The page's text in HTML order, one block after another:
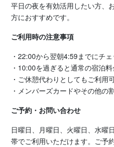
平日の夜を有効活用したい方、
方におすすめです。
ご利用時の注意事項
・22:00から翌朝4:59までにチ
・10:00を過ぎると通常の宿泊
・ご休憩代わりとしてもご利用
・メンバーズカードやその他の
ご予約・お問い合わせ
日曜日、月曜日、火曜日、水曜
帯でご利用いただけます。ご予